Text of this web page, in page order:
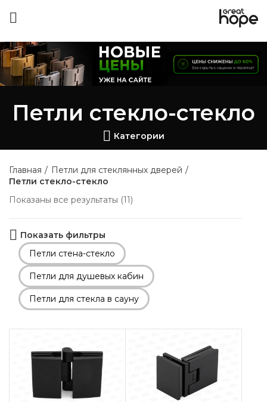
Петли стекло-стекло
Категории
Главная
Петли для стеклянных дверей
Петли стекло-стекло
Показаны все результаты (11)
Показать фильтры
Петли стена-стекло
Петли для душевых кабин
Петли для стекла в сауну